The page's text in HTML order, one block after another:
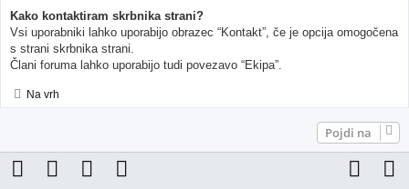
Kako kontaktiram skrbnika strani?
Vsi uporabniki lahko uporabijo obrazec “Kontakt”, če je opcija omogočena
s strani skrbnika strani.
Člani foruma lahko uporabijo tudi povezavo “Ekipa”.
Na vrh
Pojdi na